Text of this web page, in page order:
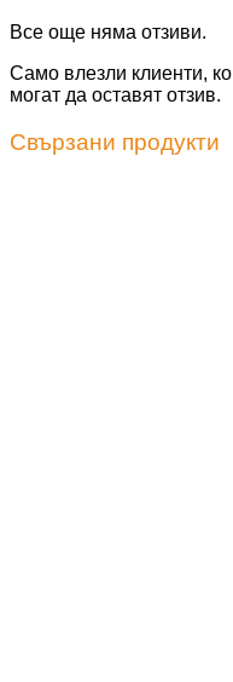
Все още няма отзиви.
Само влезли клиенти,
могат да оставят отзив.
Свързани продукти